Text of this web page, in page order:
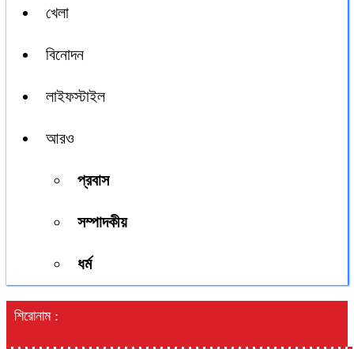
খেলা
বিনোদন
লাইফস্টাইল
আরও
প্রবাস
সম্পাদকীয়
ধর্ম
শিরোনাম :